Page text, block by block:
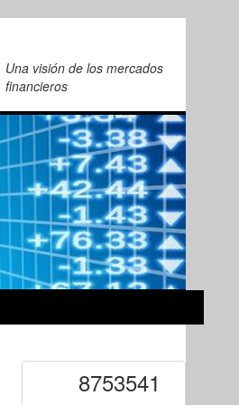
Una visión de los mercados
financieros
8753541